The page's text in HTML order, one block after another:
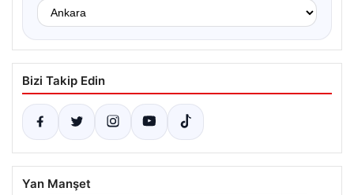
Bizi Takip Edin
Yan Manşet